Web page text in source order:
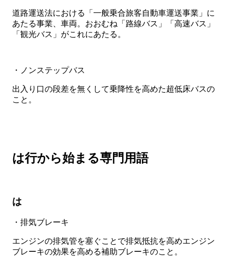
道路運送法における「一般乗合旅客自動車運送事業」に
あたる事業、車両。おおむね「路線バス」「高速バス」
「観光バス」がこれにあたる。
・ノンステップバス
出入り口の段差を無くして乗降性を高めた超低床バスの
こと。
は行から始まる専門用語
は
・排気ブレーキ
エンジンの排気管を塞ぐことで排気抵抗を高めエンジン
ブレーキの効果を高める補助ブレーキのこと。